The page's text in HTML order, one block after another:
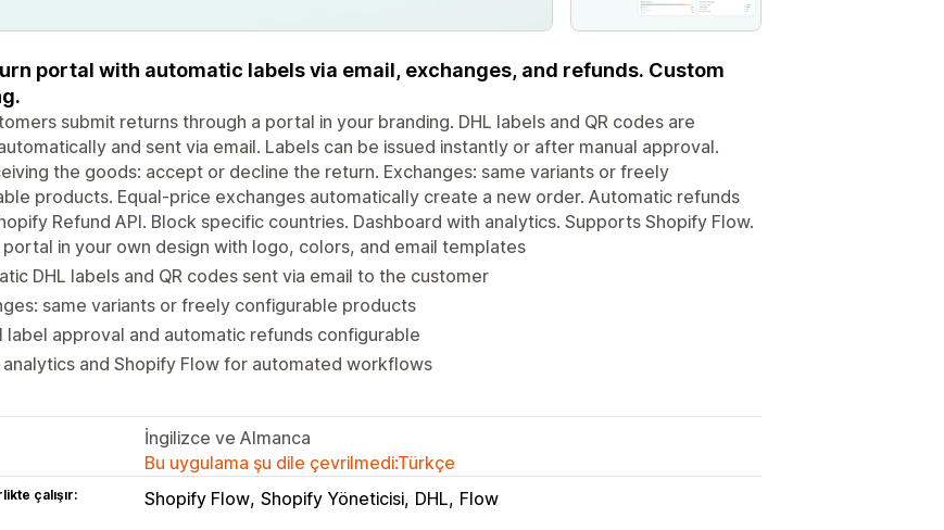
portal with automatic labels via email, exchanges, and refunds. Custom
submit returns through a portal in your branding. DHL labels and QR codes are
and sent via email. Labels can be issued instantly or after manual approval.
the goods: accept or decline the return. Exchanges: same variants or freely
products. Equal-price exchanges automatically create a new order. Automatic refunds
Refund API. Block specific countries. Dashboard with analytics. Supports Shopify Flow.
portal in your own design with logo, colors, and email templates
DHL labels and QR codes sent via email to the customer
same variants or freely configurable products
label approval and automatic refunds configurable
analytics and Shopify Flow for automated workflows
İngilizce ve Almanca
Bu uygulama şu dile çevrilmedi:Türkçe
çalışır: Shopify Flow Shopify Yöneticisi DHL Flow